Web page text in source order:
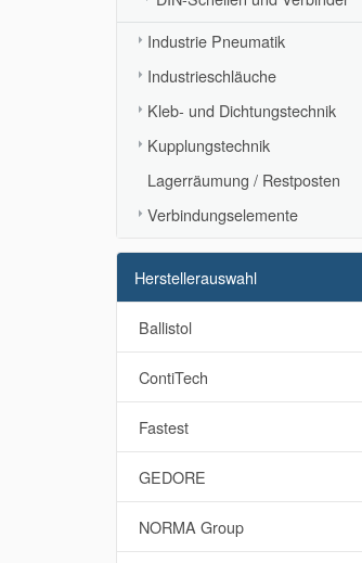
Industrie Pneumatik
Industrieschläuche
Kleb- und Dichtungstechnik
Kupplungstechnik
Lagerräumung / Restposten
Verbindungselemente
Herstellerauswahl
Ballistol
ContiTech
Fastest
GEDORE
NORMA Group